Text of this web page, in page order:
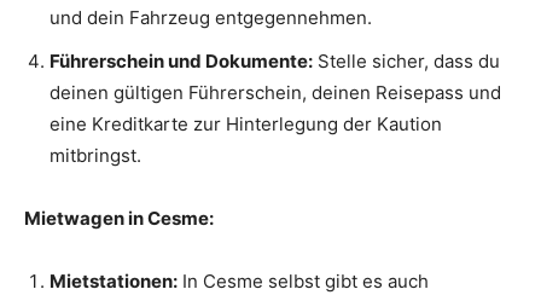
und dein Fahrzeug entgegennehmen.
Führerschein und Dokumente: Stelle sicher, dass du
deinen gültigen Führerschein, deinen Reisepass und
eine Kreditkarte zur Hinterlegung der Kaution
mitbringst.
Mietwagen in Cesme:
Mietstationen: In Cesme selbst gibt es auch